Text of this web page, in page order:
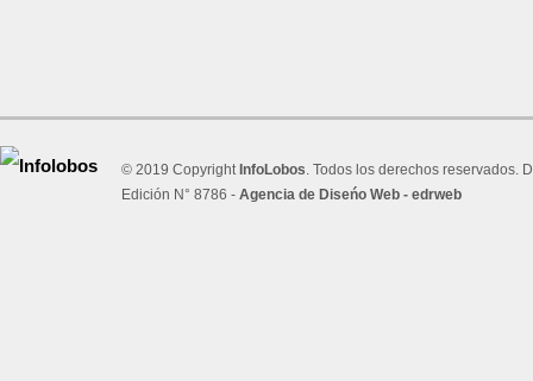
© 2019 Copyright InfoLobos. Todos los derechos reservados.
Edición N° 8786 - Agencia de Diseńo Web - edrweb